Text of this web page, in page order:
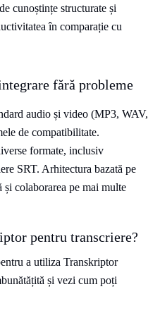
cunoștințe structurate și
în comparație cu
fără probleme
audio și video (MP3, WAV,
de compatibilitate.
formate, inclusiv
SRT. Arhitectura bazată pe
și colaborarea pe mai multe
pentru transcriere?
a utiliza Transkriptor
și vezi cum poți